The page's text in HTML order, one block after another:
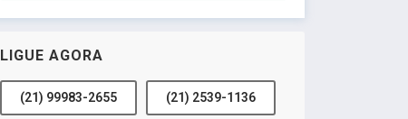
LIGUE AGORA
(21) 99983-2655 (21) 2539-1136